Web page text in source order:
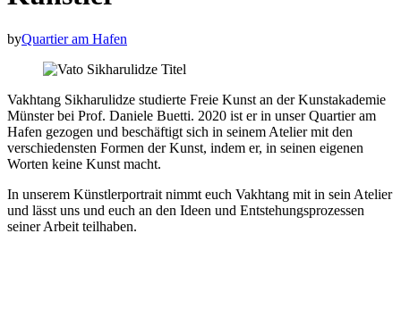
byQuartier am Hafen
Vakhtang Sikharulidze studierte Freie Kunst an der Kunstakademie
Münster bei Prof. Daniele Buetti. 2020 ist er in unser Quartier am
Hafen gezogen und beschäftigt sich in seinem Atelier mit den
verschiedensten Formen der Kunst, indem er, in seinen eigenen
Worten keine Kunst macht.
In unserem Künstlerportrait nimmt euch Vakhtang mit in sein Atelier
und lässt uns und euch an den Ideen und Entstehungsprozessen
seiner Arbeit teilhaben.